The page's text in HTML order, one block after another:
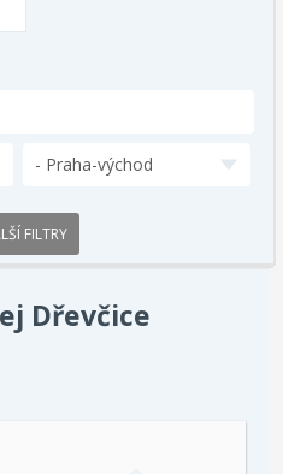
- Praha-východ
FILTRY
Dřevčice